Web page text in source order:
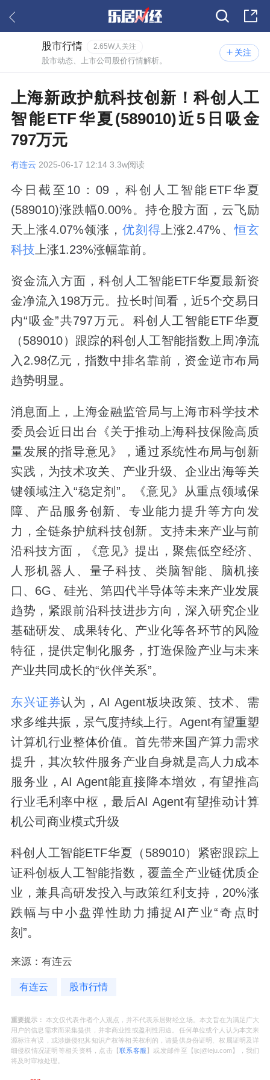
关注
股市行情 2.65W人关注
股市动态、上市公司股价行情解析。
上海新政护航科技创新！科创人工
智能ETF华夏(589010)近5日吸金
797万元
有连云 2025-06-17 12:14 3.3w阅读
今日截至10：09，科创人工智能ETF华夏
(589010)涨跌幅0.00%。持仓股方面，云飞励
天上涨4.07%领涨，优刻得 上涨2.47%、恒玄
科技 上涨1.23%涨幅靠前。
资金流入方面，科创人工智能ETF华夏最新资
金净流入198万元。拉长时间看，近5个交易日
内“吸金”共797万元。科创人工智能ETF华夏
（589010）跟踪的科创人工智能指数上周净流
入2.98亿元，指数中排名靠前，资金逆市布局
趋势明显。
消息面上，上海金融监管局与上海市科学技术
委员会近日出台《关于推动上海科技保险高质
量发展的指导意见》，通过系统性布局与创新
实践，为技术攻关、产业升级、企业出海等关
键领域注入“稳定剂”。《意见》从重点领域保
障、产品服务创新、专业能力提升等方向发
力，全链条护航科技创新。支持未来产业与前
沿科技方面，《意见》提出，聚焦低空经济、
人形机器人、量子科技、类脑智能、脑机接
口、6G、硅光、第四代半导体等未来产业发展
趋势，紧跟前沿科技进步方向，深入研究企业
基础研发、成果转化、产业化等各环节的风险
特征，提供定制化服务，打造保险产业与未来
产业共同成长的“伙伴关系”。
东兴证券认为，AI Agent板块政策、技术、需
求多维共振，景气度持续上行。Agent有望重塑
计算机行业整体价值。首先带来国产算力需求
提升，其次软件服务产业自身就是高人力成本
服务业，AI Agent能直接降本增效，有望推高
行业毛利率中枢，最后AI Agent有望推动计算
机公司商业模式升级
科创人工智能ETF华夏（589010）紧密跟踪上
证科创板人工智能指数，覆盖全产业链优质企
业，兼具高研发投入与政策红利支持，20%涨
跌幅与中小盘弹性助力捕捉AI产业“奇点时
刻”。
来源：有连云
有连云 股市行情
重要提示： 本文仅代表作者个人观点，并不代表乐居财经立场。本文旨在为满足广大
用户的信息需求而采集提供，并非商业性或盈利性用途。任何单位或个人认为本文来
源标注有误，或涉嫌侵犯其知识产权等相关权利的，请提供身份证明、权属证明及详
细侵权情况证明等相关资料，点击【联系客服 】或发邮件至【ljcj@leju.com】，我们
将及时审核处理。